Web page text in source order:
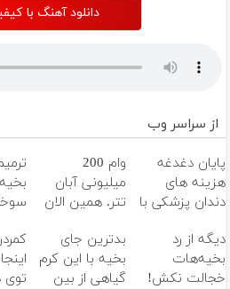
دانلود آهنگ با کیفیت
از سراسر وب
پایان دغدغه
هزینه های
دندان پزشکی با
کننده خانگی
وام 200
میلیونی آبان
تتر. همین الان
دیگه از رد
بخیه‌هات
خجالت نکش!
بدترین جای
بخیه با این کرم
گیاهی از بین
توی